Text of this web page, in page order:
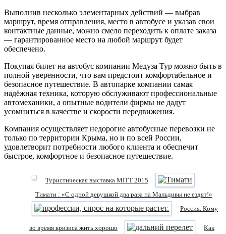
Выполнив несколько элементарных действий — выбрав
маршрут, время отправления, место в автобусе и указав свои
контактные данные, можно смело переходить к оплате заказа
— гарантированное место на любой маршрут будет
обеспечено.
Покупая билет на автобус компании Медуза Тур можно быть в
полной уверенности, что вам предстоит комфортабельное и
безопасное путешествие. В автопарке компании самая
надёжная техника, которую обслуживают профессиональные
автомеханики, а опытные водители фирмы не дадут
усомниться в качестве и скорости передвижения.
Компания осуществляет недорогие автобусные перевозки не
только по территории Крыма, но и по всей России,
удовлетворит потребности любого клиента и обеспечит
быстрое, комфортное и безопасное путешествие.
Туристическая выставка MITT 2015
Тимати : «С одной девушкой два раза на Мальдивы не ездят!»
Россия. Кому
во время кризиса жить хорошо Как